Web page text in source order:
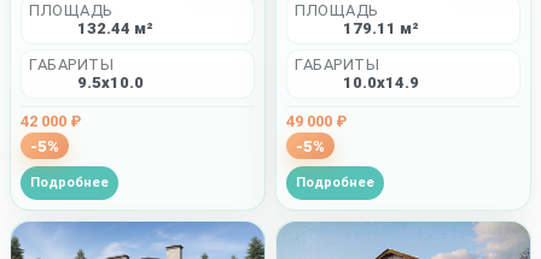
ПЛОЩАДЬ
132.44 м²
ГАБАРИТЫ
9.5x10.0
42 000 ₽
-5%
Подробнее
ПЛОЩАДЬ
179.11 м²
ГАБАРИТЫ
10.0x14.9
49 000 ₽
-5%
Подробнее